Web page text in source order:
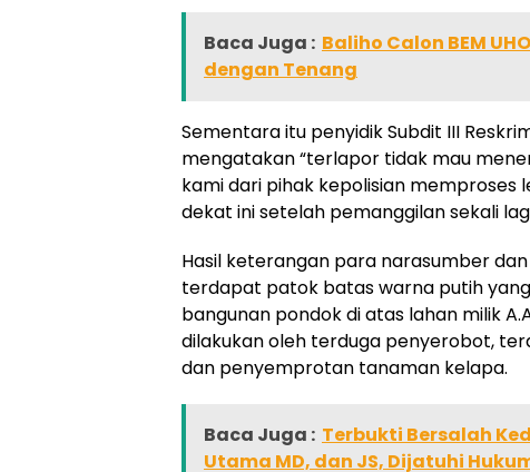
Baca Juga : Baliho Calon BEM
dengan Tenang
Sementara itu penyidik Subdit III
mengatakan “terlapor tidak mau
kami dari pihak kepolisian memproses
dekat ini setelah pemanggilan sekali
Hasil keterangan para narasumber
terdapat patok batas warna putih
bangunan pondok di atas lahan milik
dilakukan oleh terduga penyerobot,
dan penyemprotan tanaman kelapa.
Baca Juga : Terbukti Bersalah
Utama MD, dan JS, Dijatuhi